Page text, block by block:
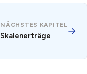
NÄCHSTES KAPITEL
Skalenerträge →